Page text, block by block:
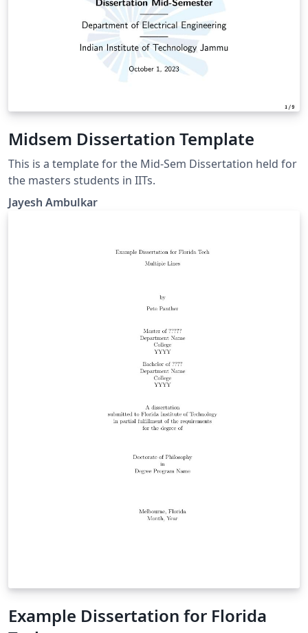
Midsem Dissertation Template
This is a template for the Mid-Sem Dissertation held for
the masters students in IITs.
Jayesh Ambulkar
Example Dissertation for Florida